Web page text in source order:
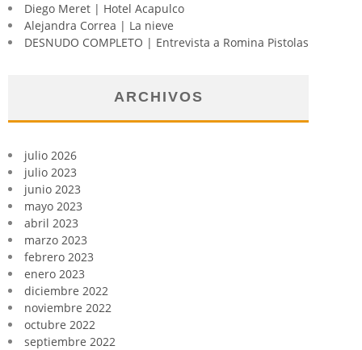
Diego Meret | Hotel Acapulco
Alejandra Correa | La nieve
DESNUDO COMPLETO | Entrevista a Romina Pistolas
ARCHIVOS
julio 2026
julio 2023
junio 2023
mayo 2023
abril 2023
marzo 2023
febrero 2023
enero 2023
diciembre 2022
noviembre 2022
octubre 2022
septiembre 2022